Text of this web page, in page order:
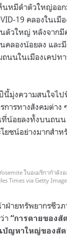
นหมีดำตัวใหญ่ออ
19 คลองในเมื
ตัวใหญ่ หลังจาก
นคลองน้อยลง แล
ถนนในเมืองเคปท
นี้มุ่งความสนใจไป
การทางสังคมต่า
น้อยลงทั้งบนถนน
ยชน์อย่างมากสำ
ในอเมริกากำลัง
Times via Getty
าฝ่ายทรัพยากรชีว
า “การตายของสั
ญหาใหญ่ของสั